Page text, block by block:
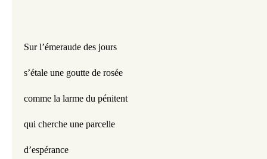
Sur l’émeraude des jours
s’étale une goutte de rosée
comme la larme du pénitent
qui cherche une parcelle
d’espérance